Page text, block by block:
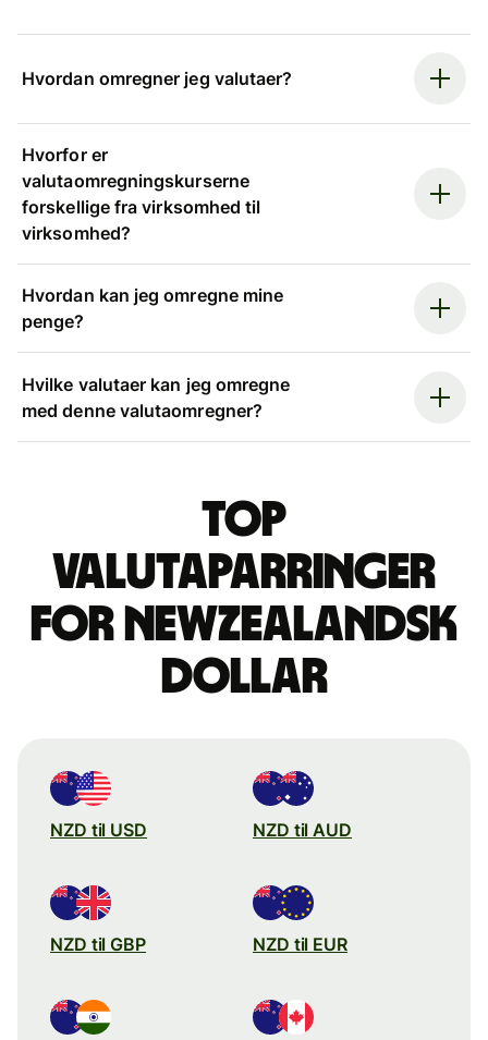
Hvordan omregner jeg valutaer?
Hvorfor er
valutaomregningskurserne
forskellige fra virksomhed til
virksomhed?
Hvordan kan jeg omregne mine
penge?
Hvilke valutaer kan jeg omregne
med denne valutaomregner?
Top
valutaparringer
for newzealandsk
dollar
NZD til USD NZD til AUD
NZD til GBP NZD til EUR